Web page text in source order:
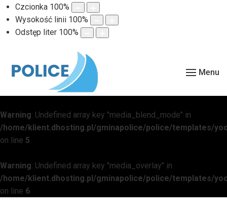
Czcionka 100%
Wysokość linii 100%
Odstęp liter 100%
Menu
Warning: Undefined array key "media_blend_mode" in
/home/klient.dhosting.pl/gminapolice/police/templates/
on line 5
Warning: Undefined array key "media_overlay" in
/home/klient.dhosting.pl/gminapolice/police/templates/
on line 6